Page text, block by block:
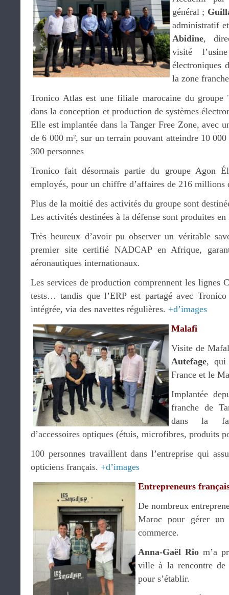
général ;
administratif
Abidine,
visité
électroniques
la zone
Tronico Atlas est une filiale marocaine du groupe
dans la conception et production de systèmes
Elle est implantée dans la Tanger Free Zone, avec
de 6 000 m², sur un terrain pouvant atteindre 10
300 personnes
Tronico fait désormais partie du groupe Agon
employés, pour un chiffre d’affaires de 216 millions
Plus de la moitié des activités du groupe sont
Les activités destinées à la défense sont produites en
Très heureux d’avoir pu observer un véritable
premier site certifié NADCAP en Afrique,
aéronautiques internationaux.
Les services de production comprennent les lignes
tests… tandis que l’ERP est partagé avec
intégrée, via des navettes régulières. +d’images
Malafi
Visite de
Autefage, qui
France et le
Implantée
franche de
dans la
d’accessoires optiques (étuis, microfibres, produits
100 personnes travaillent dans l’entreprise qui
opticiens français. +d’images
Entrepreneurs
De nombreux
Maroc pour gérer
commerce.
Anna-Gaël Riom’a
ville à la rencontre de
pour s’établir.